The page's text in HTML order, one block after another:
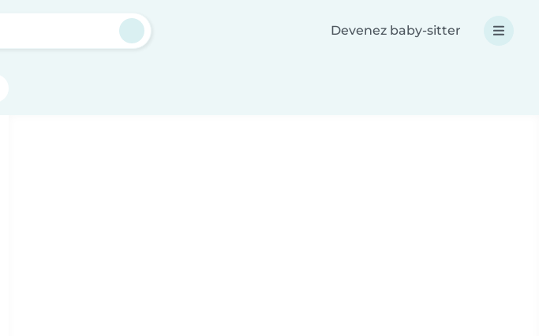
Devenez baby-sitter